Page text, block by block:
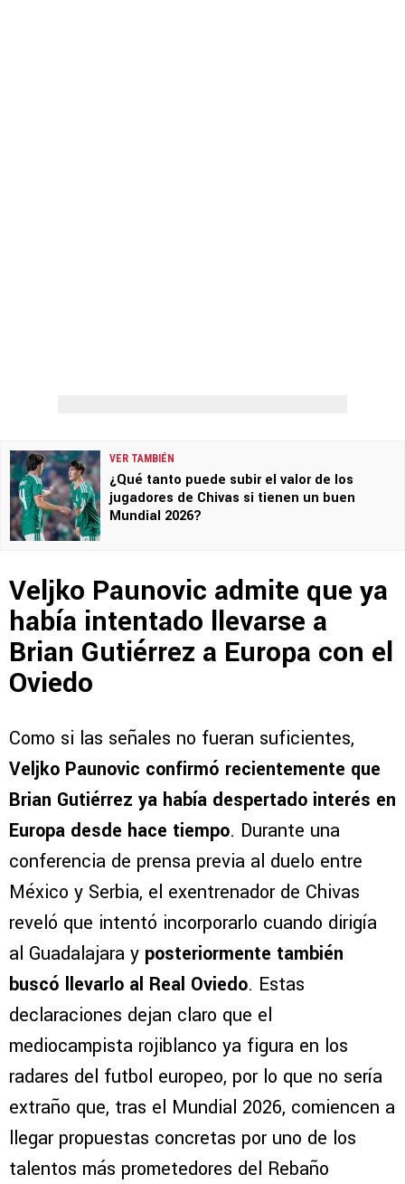
VER TAMBIÉN
¿Qué tanto puede subir el valor de los
jugadores de Chivas si tienen un buen
Mundial 2026?
Veljko Paunovic admite que ya
había intentado llevarse a
Brian Gutiérrez a Europa con el
Oviedo
Como si las señales no fueran suficientes,
Veljko Paunovic confirmó recientemente que
Brian Gutiérrez ya había despertado interés en
Europa desde hace tiempo. Durante una
conferencia de prensa previa al duelo entre
México y Serbia, el exentrenador de Chivas
reveló que intentó incorporarlo cuando dirigía
al Guadalajara y posteriormente también
buscó llevarlo al Real Oviedo. Estas
declaraciones dejan claro que el
mediocampista rojiblanco ya figura en los
radares del futbol europeo, por lo que no sería
extraño que, tras el Mundial 2026, comiencen a
llegar propuestas concretas por uno de los
talentos más prometedores del Rebaño